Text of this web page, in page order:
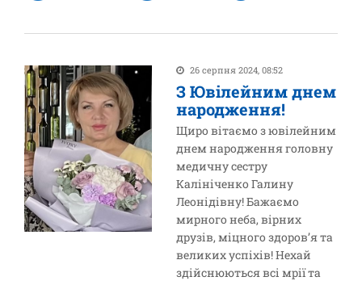
26 серпня 2024, 08:52
З Ювілейним днем
народження!
Щиро вітаємо з ювілейним
днем народження головну
медичну сестру
Калініченко Галину
Леонідівну! Бажаємо
мирного неба, вірних
друзів, міцного здоров’я та
великих успіхів! Нехай
здійснюються всі мрії та